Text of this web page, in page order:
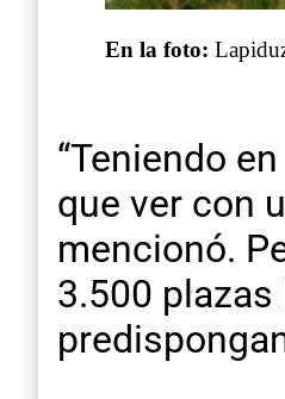
En la foto:
“Teniendo
que ver con
mencionó.
3.500